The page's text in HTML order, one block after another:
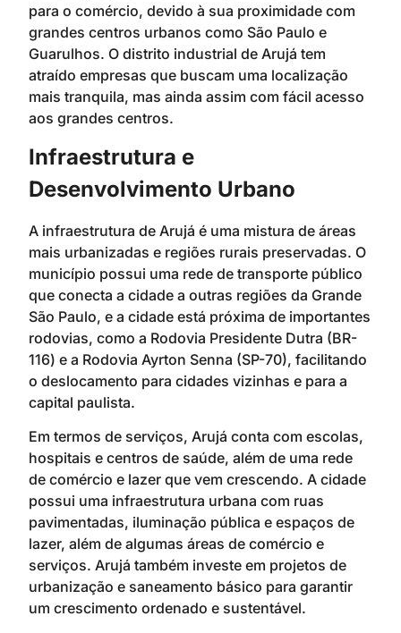
para o comércio, devido à sua proximidade com
grandes centros urbanos como São Paulo e
Guarulhos. O distrito industrial de Arujá tem
atraído empresas que buscam uma localização
mais tranquila, mas ainda assim com fácil acesso
aos grandes centros.
Infraestrutura e
Desenvolvimento Urbano
A infraestrutura de Arujá é uma mistura de áreas
mais urbanizadas e regiões rurais preservadas. O
município possui uma rede de transporte público
que conecta a cidade a outras regiões da Grande
São Paulo, e a cidade está próxima de importantes
rodovias, como a Rodovia Presidente Dutra (BR-
116) e a Rodovia Ayrton Senna (SP-70), facilitando
o deslocamento para cidades vizinhas e para a
capital paulista.
Em termos de serviços, Arujá conta com escolas,
hospitais e centros de saúde, além de uma rede
de comércio e lazer que vem crescendo. A cidade
possui uma infraestrutura urbana com ruas
pavimentadas, iluminação pública e espaços de
lazer, além de algumas áreas de comércio e
serviços. Arujá também investe em projetos de
urbanização e saneamento básico para garantir
um crescimento ordenado e sustentável.